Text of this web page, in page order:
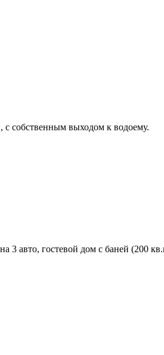
собственным выходом к водоему.
авто, гостевой дом с баней (200